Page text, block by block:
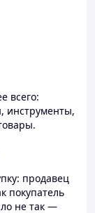
всего:
инструменты,
продавец
покупатель
не так —